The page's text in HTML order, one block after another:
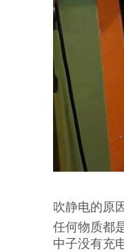
吹静电的原
任何物质都
中子没有充